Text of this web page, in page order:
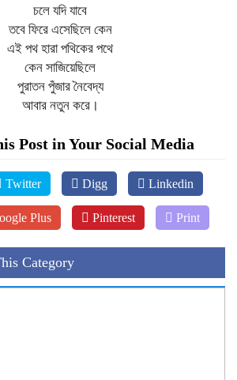
চলে যদি যাবে
তবে ফিরে এসেছিলে কেন
এই পথ হারা পথিকের পথে
কেন সাজিয়েছিলে
পুরাতন পুঁজার নৈবেদ্য
আবার নতুন করে।
Post in Your Social Media
Twitter Digg Linkedin
Plus Pinterest Print
Category